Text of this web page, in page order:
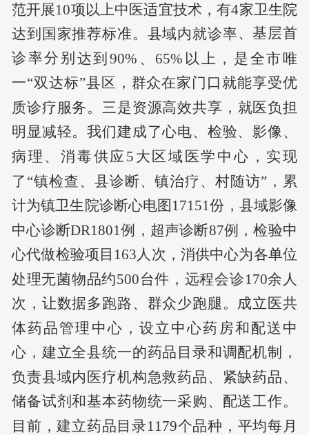
范开展10项以上中医适宜技术，有4家卫生院
达到国家推荐标准。县域内就诊率、基层首
诊率分别 达到90%、65%以上，是全市唯
一“双达标”县区，群众在家门口就能享受优
质诊疗服务。 三是资源高效共享，就医负担
明显减轻。我们建成了心电、检验、影像、
病理、消毒供应 5大区域医学中心，实现
了“镇检查、县诊断、镇治疗、村随访”，累
计为镇卫生院诊断心电图17151份，县域影像
中心诊断DR1801例，超声诊断87例，检验中
心代做检验项目163人次，消供中心为各单位
处理无菌物品约500台件，远程会诊170余人
次，让数据多跑路、群众少跑腿。成立医共
体药品管理中心，设立中心药房和配送中
心，建立全县统一的药品目录和调配机制，
负责县域内医疗机构急救药品、紧缺药品、
储备试剂和基本药物统一采购、配送工作。
目前，建立药品目录1179个品种，平均每月